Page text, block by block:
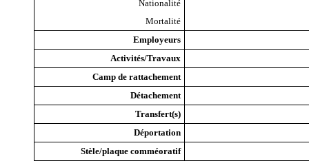
Nationalité
Mortalité
Employeurs
Activités/Travaux
Camp de rattachement
Détachement
Transfert(s)
Déportation
Stèle/plaque comméoratif